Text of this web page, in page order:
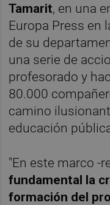
Tamarit, en una
Europa Press en
de su
una serie de
profesorado y
80.000
camino
educación
"En este marco -
fundamental la
formación del